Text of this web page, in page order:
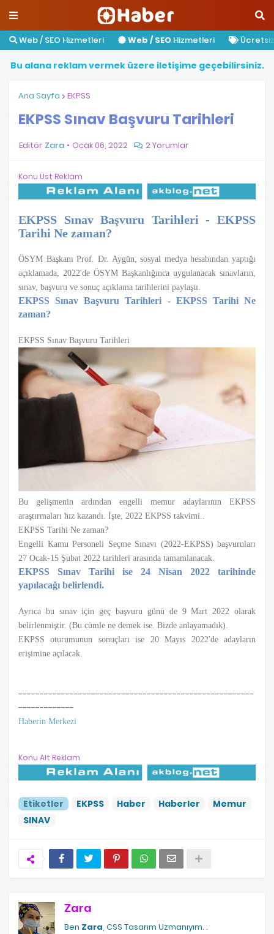
Web / SEO Hizmetleri Web / SEO Hizmetleri
Bu alana reklamvermek üzere iletişime geçebilirsiniz.
Ana Sayfa EKPSS
EKPSS Sınav Başvuru Tarihleri
Editör Zara Ocak 06, 2022 2 Yorumlar
Konu Üst Reklam
EKPSS Sınav Başvuru Tarihleri - EKPSS
Tarihi Ne zaman?
ÖSYM Başkanı Prof. Dr. Aygün, sosyal medya hesabından yaptığı
açıklamada, 2022'de ÖSYM Başkanlığınca uygulanacak sınavların,
sınav, başvuru ve sonuç açıklama tarihlerini paylaştı.
EKPSS Sınav Başvuru Tarihleri - EKPSS Tarihi Ne
zaman?
EKPSS Sınav Başvuru Tarihleri
Bu gelişmenin ardından engelli memur adaylarının EKPSS
araştırmaları hız kazandı. İşte, 2022 EKPSS takvimi..
EKPSS Tarihi Ne zaman?
Engelli Kamu Personeli Seçme Sınavı (2022-EKPSS) başvuruları
27 Ocak-15 Şubat 2022 tarihleri arasında tamamlanacak.
EKPSS Sınav Tarihi ise 24 Nisan 2022 tarihinde
yapılacağı belirlendi.
Ayrıca bu sınav için geç başvuru günü de 9 Mart 2022 olarak
belirlenmiştir. (Bu cümle ne demek ise. Bizde anlayamadık).
EKPSS oturumunun sonuçları ise 20 Mayıs 2022'de adayların
erişimine açılacak.
-------------------------------------------------------
-------------
Haberin Merkezi
Konu Alt Reklam
Etiketler EKPSS Haber Haberler
Memur
SINAV
Zara
Ben Zara, CSS Tasarım Uzmanıyım. .